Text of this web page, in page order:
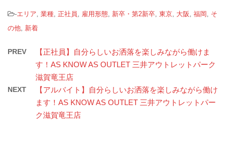
-エリア, 業種, 正社員 , 雇用形態, 新卒・第2新卒, 東京, 大阪 , 福岡 , そ
の他, 新着
PREV
【正社員】自分らしいお洒落を楽しみながら働けま
す！AS KNOW AS OUTLET 三井アウトレットパーク
滋賀竜王店
NEXT
【アルバイト】自分らしいお洒落を楽しみながら働け
ます！AS KNOW AS OUTLET 三井アウトレットパー
ク滋賀竜王店